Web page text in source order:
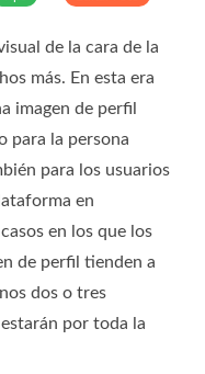
de la cara de la
más. En esta era
imagen de perfil
para la persona
para los usuarios
en
en los que los
de perfil tienden a
dos o tres
por toda la